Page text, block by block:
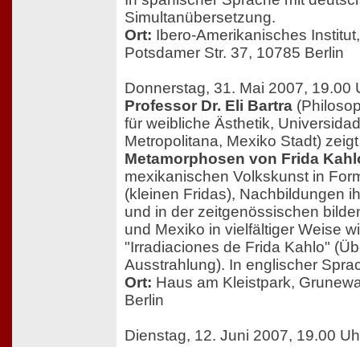
Simultanübersetzung.
Ort: Ibero-Amerikanisches
Potsdamer Str. 37, 10785 Berlin
Donnerstag, 31. Mai 2007, 19.00
Professor Dr. Eli Bartra
für weibliche Ästhetik,
Metropolitana, Mexiko Stadt)
Metamorphosen von Frida
mexikanischen Volkskunst in
(kleinen Fridas), Nachbildungen
und in der zeitgenössischen
und Mexiko in vielfältiger Weise
"Irradiaciones de Frida Kahlo"
Ausstrahlung). In englischer
Ort: Haus am Kleistpark,
Berlin
Dienstag, 12. Juni 2007, 19.00